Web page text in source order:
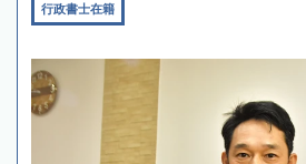
行政書士在籍